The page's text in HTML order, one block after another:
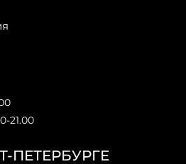
ПЕТЕРБУРГЕ
21.00